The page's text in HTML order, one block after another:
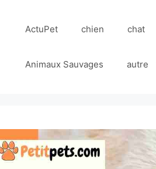
ActuPet chien chat
Animaux Sauvages autre